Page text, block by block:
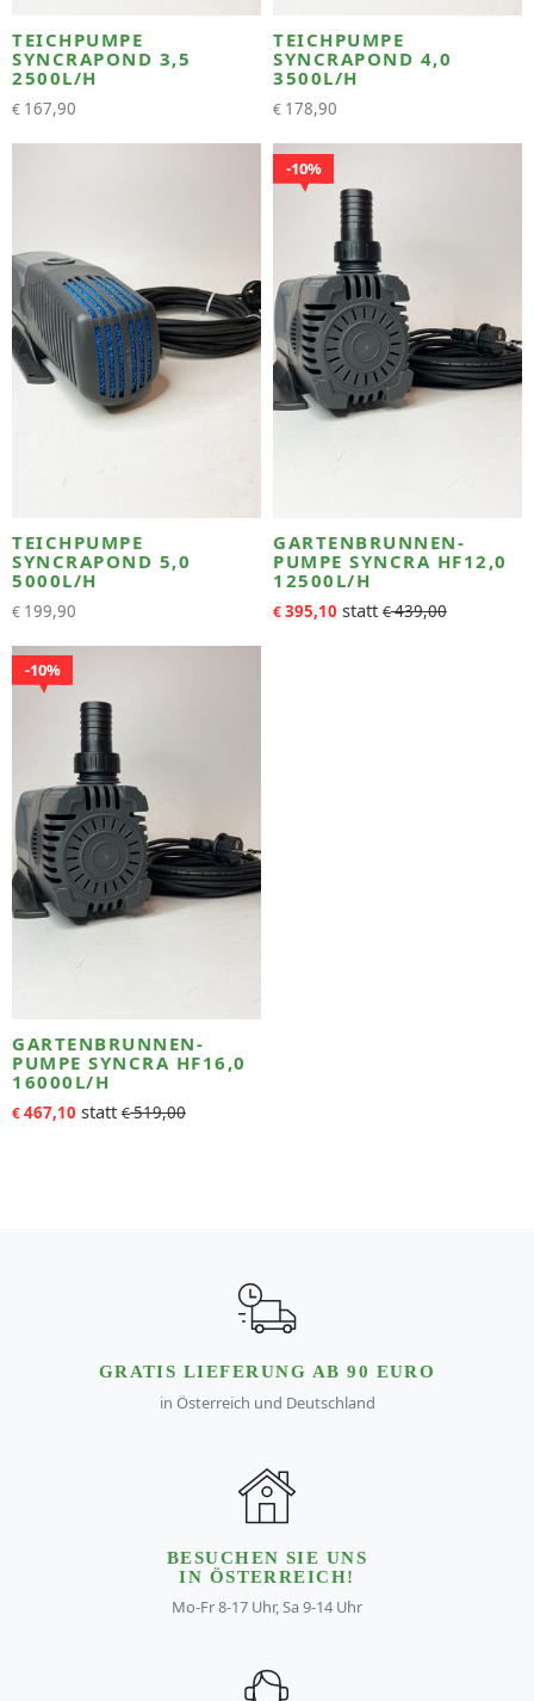
TEICHPUMPE
SYNCRAPOND 3,5
2500L/H
€ 167,90
TEICHPUMPE
SYNCRAPOND 4,0
3500L/H
€ 178,90
TEICHPUMPE
SYNCRAPOND 5,0
5000L/H
€ 199,90
10%
GARTENBRUNNEN-
PUMPE SYNCRA HF12,0
12500L/H
€395,10 €439,00
10%
GARTENBRUNNEN-
PUMPE SYNCRA HF16,0
16000L/H
€467,10 €519,00
GRATIS LIEFERUNG AB 90 EURO
in Österreich und Deutschland
BESUCHEN SIE UNS
IN ÖSTERREICH!
Mo-Fr 8-17 Uhr, Sa 9-14 Uhr